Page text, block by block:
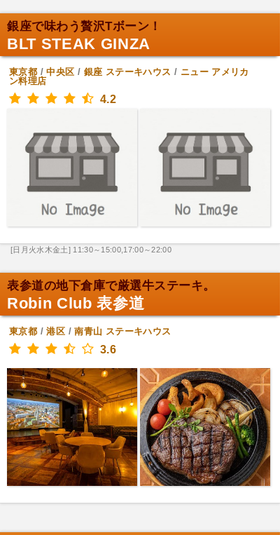
銀座で味わう贅沢Tボーン！
BLT STEAK GINZA
東京都 /中央区 / 銀座 ステーキハウス / ニュー アメリカ
ン料理店
4.2
[日月火水木金土] 11:30～15:00,17:00～22:00
表参道の地下倉庫で厳選牛ステーキ。
Robin Club 表参道
東京都 /港区 /南青山 ステーキハウス
3.6